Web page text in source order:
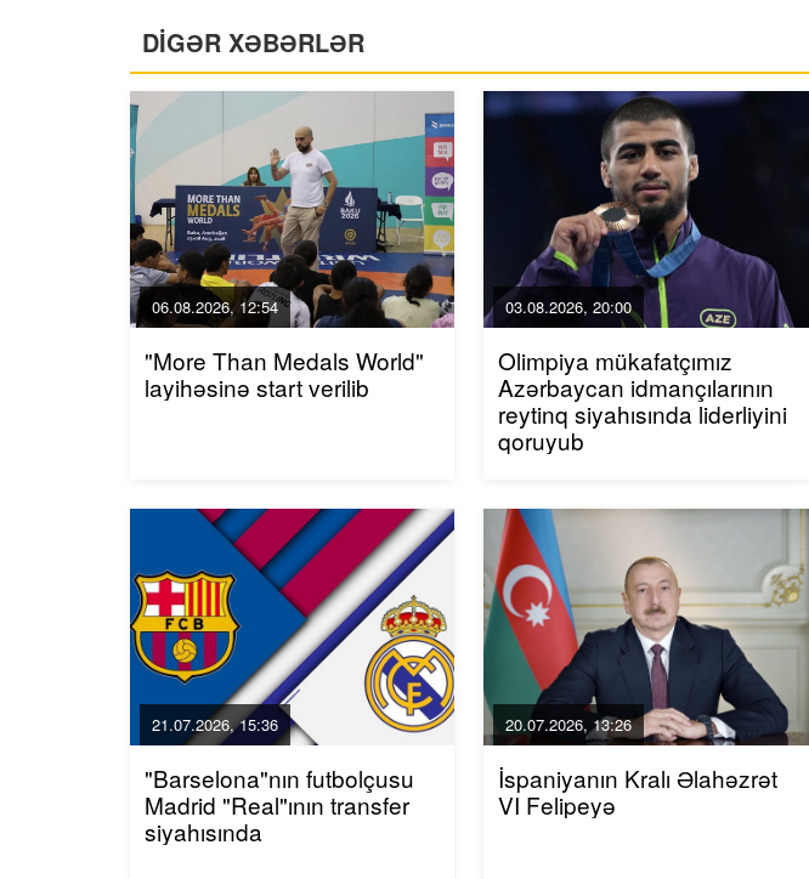
DİGƏR XƏBƏRLƏR
06.08.2026, 12:54
"More Than Medals World"
layihəsinə start verilib
03.08.2026, 20:00
Olimpiya mükafatçımız
Azərbaycan idmançılarının
reytinq siyahısında liderliyini
qoruyub
21.07.2026, 15:36
"Barselona"nın futbolçusu
Madrid "Real"ının transfer
siyahısında
20.07.2026, 13:26
İspaniyanın Kralı Əlahəzrət
VI Felipeyə